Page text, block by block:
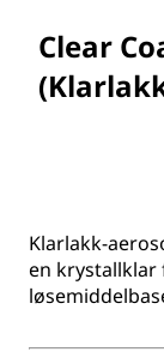
Clear
Klarlakk-
en krystallklar